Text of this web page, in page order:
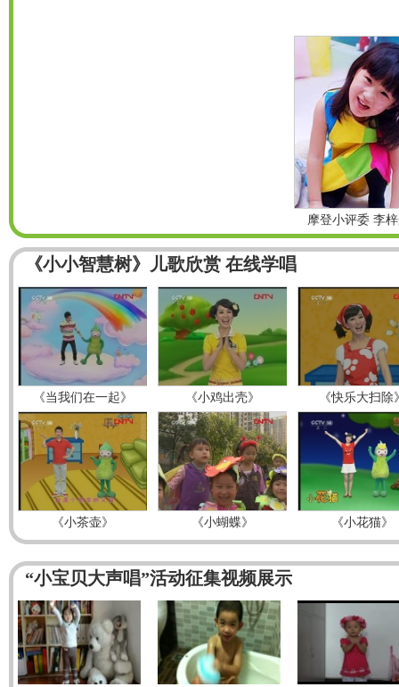
摩登小评委 李
《小小智慧树》儿歌欣赏 在线学唱
《当我们在一起》 《小鸡出壳》 《快乐大扫除
《小茶壶》 《小蝴蝶》 《小花猫》
“小宝贝大声唱”活动征集视频展示